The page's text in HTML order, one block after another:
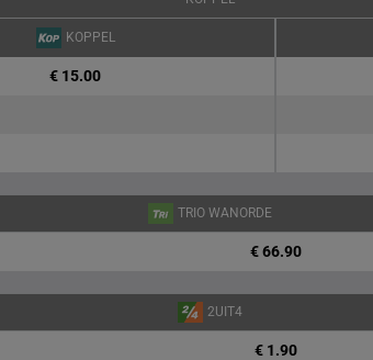
KOPPEL
€ 15.00
TRIO WANORDE
€ 66.90
2UIT4
€ 1.90